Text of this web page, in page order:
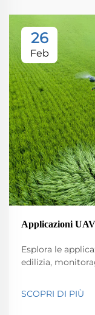
26
Feb
Applicazioni
Esplora le
edilizia,
e innovazione.
SCOPRI DI PIÙ